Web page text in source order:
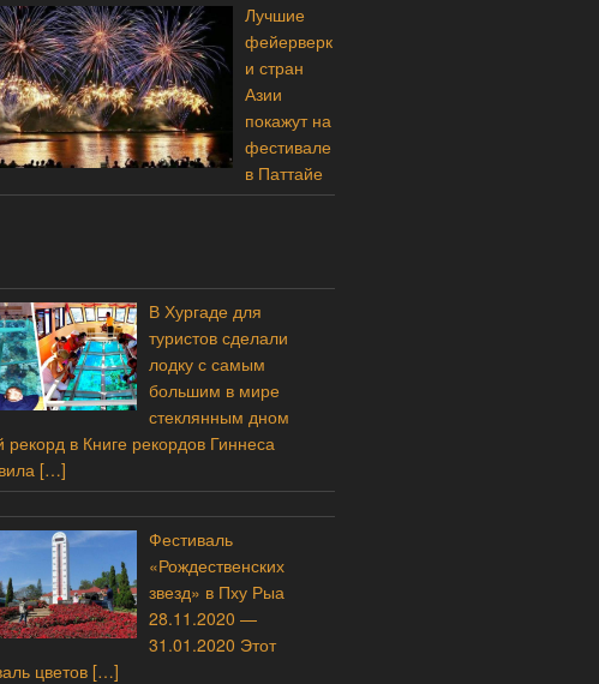
Лучшие
фейерверк
и стран
Азии
покажут на
фестивале
в Паттайе
В Хургаде для
туристов сделали
лодку с самым
большим в мире
стеклянным дном
в Книге рекордов Гиннеса
[…]
Фестиваль
«Рождественских
звезд» в Пху Рыа
28.11.2020 —
31.01.2020 Этот
цветов […]